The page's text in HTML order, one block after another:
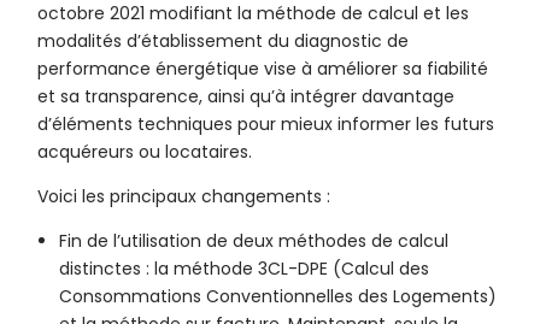
octobre 2021 modifiant la méthode de calcul et les
modalités d’établissement du diagnostic de
performance énergétique vise à améliorer sa fiabilité
et sa transparence, ainsi qu’à intégrer davantage
d’éléments techniques pour mieux informer les futurs
acquéreurs ou locataires.
Voici les principaux changements :
Fin de l’utilisation de deux méthodes de calcul
distinctes : la méthode 3CL-DPE (Calcul des
Consommations Conventionnelles des Logements)